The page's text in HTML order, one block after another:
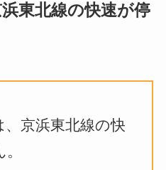
東北線の快速が停
京浜東北線の快